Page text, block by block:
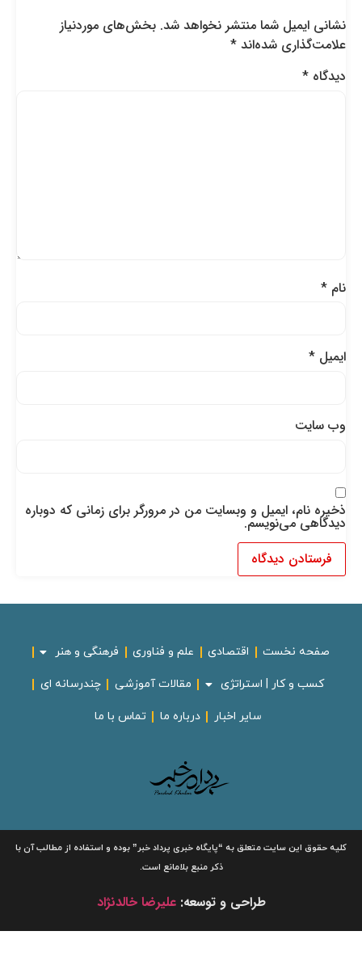
نشانی ایمیل شما منتشر نخواهد شد. بخش‌های موردنیاز
علامت‌گذاری شده‌اند*
دیدگاه*
نام*
ایمیل*
وب‌ سایت
ذخیره نام، ایمیل و وبسایت من در مرورگر برای زمانی که دوباره
دیدگاهی می‌نویسم.
صفحه نخست اقتصادی علم و فناوری فرهنگی و هنر
کسب و کار | استراتژی مقالات آموزشی چندرسانه ای
سایر اخبار درباره ما تماس با ما
کلیه حقوق این سایت متعلق به“پایگاه خبریپرداد خبر”بوده و استفاده از مطالب آن با
ذکر منبع بلامانع است.
طراحی و توسعه:علیرضا خالدنژاد